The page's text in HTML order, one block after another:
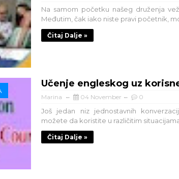
Na samom početku našeg druženja
Međutim, čak iako niste pravi početnik,
Čitaj Dalje »
Učenje engleskog uz
Marina 04 November 0
Još jedan niz jednostavnih
možete da koristite u različitim
Čitaj Dalje »